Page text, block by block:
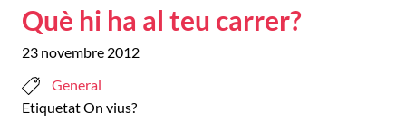
Què hi ha al teu carrer?
23 novembre 2012
General
EtiquetatOn vius?